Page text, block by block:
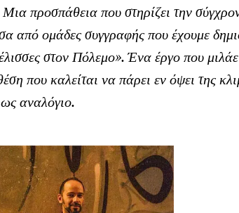
προσπάθεια που στηρίζει την
από ομάδες συγγραφής που έχουμε
στον Πόλεμο». Ένα έργο που
που καλείται να πάρει εν όψει της
αναλόγιο.